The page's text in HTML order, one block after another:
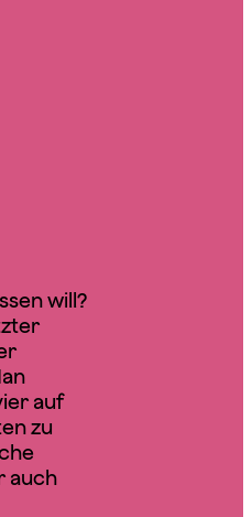
will?
auf
zu
auch